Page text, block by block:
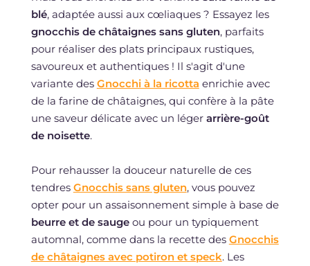
blé, adaptée aussi aux cœliaques ? Essayez les
gnocchis de châtaignes sans gluten, parfaits
pour réaliser des plats principaux rustiques,
savoureux et authentiques ! Il s'agit d'une
variante des Gnocchi à la ricotta enrichie avec
de la farine de châtaignes, qui confère à la pâte
une saveur délicate avec un léger arrière-goût
de noisette.
Pour rehausser la douceur naturelle de ces
tendres Gnocchis sans gluten, vous pouvez
opter pour un assaisonnement simple à base de
beurre et de saugeou pour un typiquement
automnal, comme dans la recette des Gnocchis
de châtaignes avec potiron et speck. Les